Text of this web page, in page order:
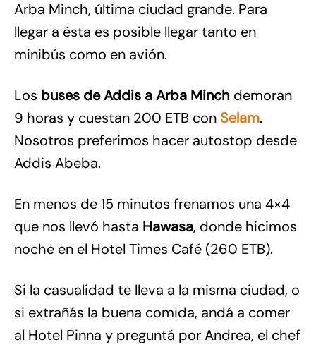
Arba Minch, última ciudad grande. Para
llegar a ésta es posible llegar tanto en
minibús como en avión.
Los buses de Addis a Arba Minch demoran
9 horas y cuestan 200 ETB con Selam.
Nosotros preferimos hacer autostop desde
Addis Abeba.
En menos de 15 minutos frenamos una 4×4
que nos llevó hasta Hawasa, donde hicimos
noche en el Hotel Times Café (260 ETB).
Si la casualidad te lleva a la misma ciudad, o
si extrañás la buena comida, andá a comer
al Hotel Pinna y preguntá por Andrea, el chef